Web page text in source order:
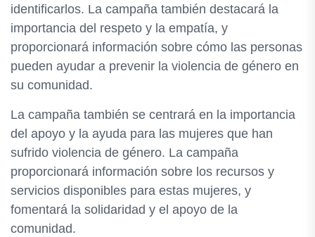
identificarlos. La campaña también destacará la
importancia del respeto y la empatía, y
proporcionará información sobre cómo las personas
pueden ayudar a prevenir la violencia de género en
su comunidad.
La campaña también se centrará en la importancia
del apoyo y la ayuda para las mujeres que han
sufrido violencia de género. La campaña
proporcionará información sobre los recursos y
servicios disponibles para estas mujeres, y
fomentará la solidaridad y el apoyo de la
comunidad.